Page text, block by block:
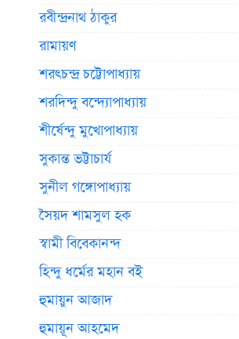
রবীন্দ্রনাথ ঠাকুর
রামায়ণ
শরৎচন্দ্র চট্টোপাধ্যায়
শরদিন্দু বন্দ্যোপাধ্যায়
শীর্ষেন্দু মুখোপাধ্যায়
সুকান্ত ভট্টাচার্য
সুনীল গঙ্গোপাধ্যায়
সৈয়দ শামসুল হক
স্বামী বিবেকানন্দ
হিন্দু ধর্মের মহান বই
হুমায়ুন আজাদ
হুমায়ূন আহমেদ